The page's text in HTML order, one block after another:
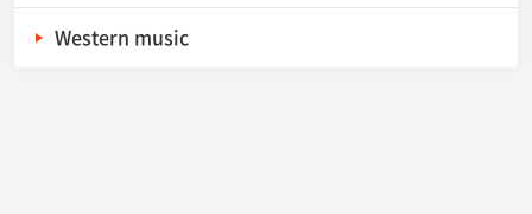
Western music